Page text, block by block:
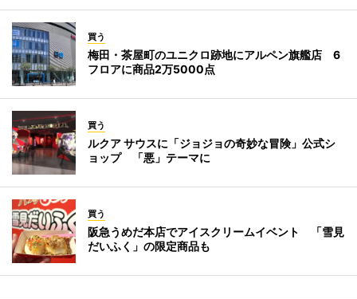
買う
梅田・茶屋町のユニクロ跡地にアルペン旗艦店 6
フロアに商品2万5000点
買う
ルクア サウスに「ジョジョの奇妙な冒険」公式シ
ョップ 「悪」テーマに
買う
阪急うめだ本店でアイスクリームイベント 「雪見
だいふく」の限定商品も